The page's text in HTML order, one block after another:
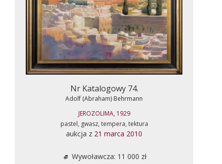
Nr Katalogowy 74.
Adolf (Abraham) Behrmann
JEROZOLIMA, 1929
pastel, gwasz, tempera, tektura
aukcja z 21 marca 2010
Wywoławcza: 11 000 zł